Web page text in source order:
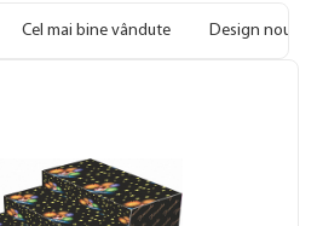
Cel mai bine vândute Design nou